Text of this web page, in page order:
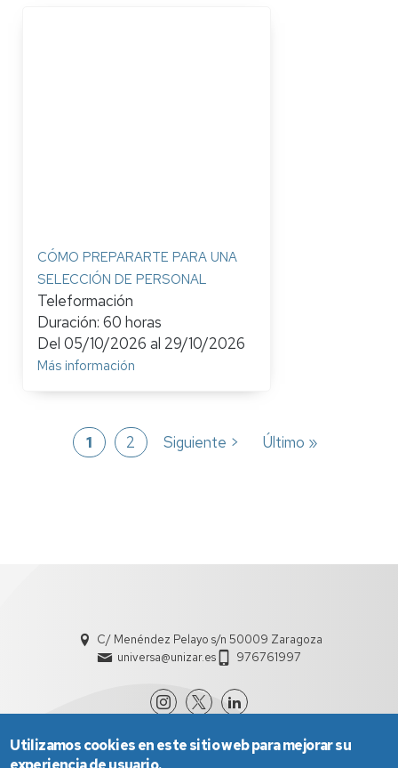
CÓMO PREPARARTE PARA UNA
SELECCIÓN DE PERSONAL
Teleformación
Duración: 60 horas
Del 05/10/2026 al 29/10/2026
Más información
Página
1 Página
2
Siguiente
Siguiente >
Última
Último »
C/ Menéndez Pelayo s/n 50009 Zaragoza
universa@unizar.es
976761997
Utilizamos cookies en este sitio web para mejorar su